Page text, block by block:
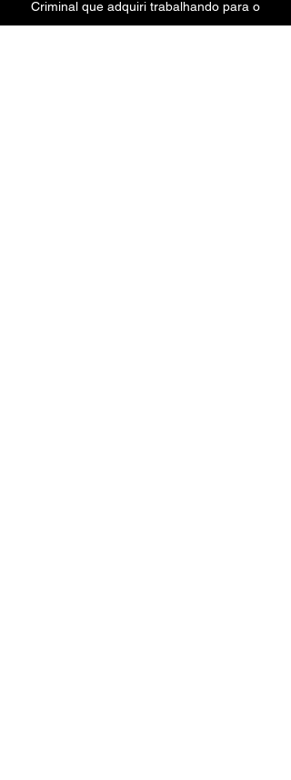
Criminal que adquiri trabalhando para o
FJM Advogados.